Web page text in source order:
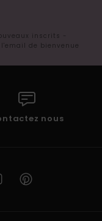
inscrits -
de bienvenue
nous